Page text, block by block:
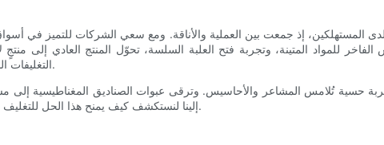
المستهلكين، إذ جمعت بين العملية والأناقة. ومع سعي الشركات للتميز في
للمواد المتينة، وتجربة فتح العلبة السلسة، تحوّل المنتج العادي إلى
التغليفات المغناطيسية تجربة العميل، محولةً الانطباعات الأولى إلى ولاءٍ دائم.
حسية تُلامس المشاعر والأحاسيس. وترقى عبوات الصناديق المغناطيسية إلى
إلينا لنستكشف كيف يمنح هذا الحل للتغليف العلامات التجارية ميزة تنافسية، ويعزز ارتباط العملاء بمشترياتهم.